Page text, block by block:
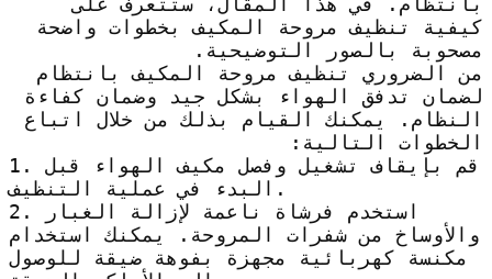
كيفية تنظيف مروحة المكيف بخطوات واضحة
مصحوبة بالصور التوضيحية.
من الضروري تنظيف مروحة المكيف بانتظام
لضمان تدفق الهواء بشكل جيد وضمان كفاءة
النظام. يمكنك القيام بذلك من خلال اتباع
الخطوات التالية:
1. قم بإيقاف تشغيل وفصل مكيف الهواء قبل
البدء في عملية التنظيف.
2. استخدم فرشاة ناعمة لإزالة الغبار
والأوساخ من شفرات المروحة. يمكنك استخدام
مكنسة كهربائية مجهزة بفوهة ضيقة للوصول